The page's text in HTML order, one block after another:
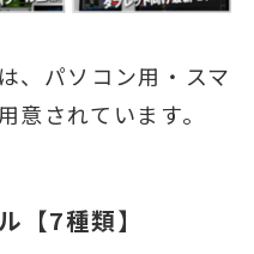
、パソコン用・スマ
意されています。
【7種類】